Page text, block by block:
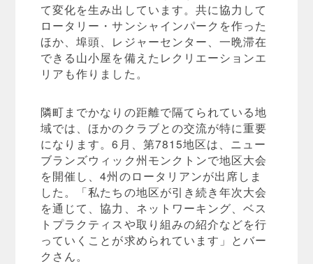
て変化を生み出しています。共に協力して
ロータリー・サンシャインパークを作った
ほか、埠頭、レジャーセンター、一晩滞在
できる山小屋を備えたレクリエーションエ
リアも作りました。
隣町までかなりの距離で隔てられている地
域では、ほかのクラブとの交流が特に重要
になります。6月、第7815地区は、ニュー
ブランズウィック州モンクトンで地区大会
を開催し、4州のロータリアンが出席しま
した。「私たちの地区が引き続き年次大会
を通じて、協力、ネットワーキング、ベス
トプラクティスや取り組みの紹介などを行
っていくことが求められています」とバー
クさん。